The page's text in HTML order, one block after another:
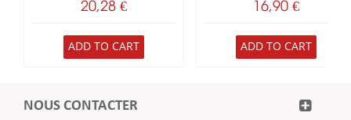
20,28 €
ADD TO CART
16,90 €
ADD TO CART
NOUS CONTACTER